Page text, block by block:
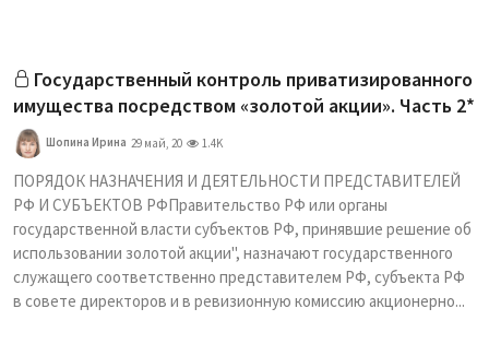
Государственный контроль приватизированного
имущества посредством «золотой акции». Часть 2*
Шопина Ирина 29 май, 20 1.4K
ПОРЯДОК НАЗНАЧЕНИЯ И ДЕЯТЕЛЬНОСТИ ПРЕДСТАВИТЕЛЕЙ
РФ И СУБЪЕКТОВ РФПравительство РФ или органы
государственной власти субъектов РФ, принявшие решение об
использовании золотой акции", назначают государственного
служащего соответственно представителем РФ, субъекта РФ
в совете директоров и в ревизионную комиссию акционерно...